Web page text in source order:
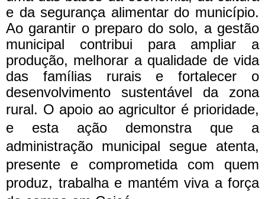
e da segurança alimentar do município.
Ao garantir o preparo do solo, a gestão
municipal contribui para ampliar a
produção, melhorar a qualidade de vida
das famílias rurais e fortalecer o
desenvolvimento sustentável da zona
rural. O apoio ao agricultor é prioridade,
e esta ação demonstra que a
administração municipal segue atenta,
presente e comprometida com quem
produz, trabalha e mantém viva a força